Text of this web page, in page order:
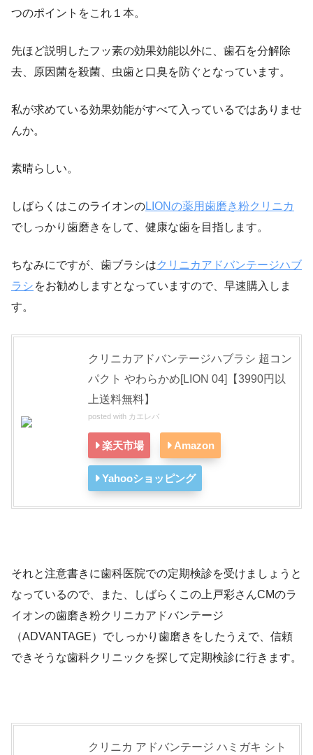
つのポイントをこれ１本。
先ほど説明したフッ素の効果効能以外に、歯石を分解除
去、原因菌を殺菌、虫歯と口臭を防ぐとなっています。
私が求めている効果効能がすべて入っているではありませ
んか。
素晴らしい。
しばらくはこのライオンのLIONの薬用歯磨き粉クリニカ
でしっかり歯磨きをして、健康な歯を目指します。
ちなみにですが、歯ブラシはクリニカアドバンテージハブ
ラシ をお勧めしますとなっていますので、早速購入しま
す。
クリニカアドバンテージハブラシ 超コン
パクト やわらかめ[LION 04]【3990円以
上送料無料】
posted with カエレバ
楽天市場 Amazon
Yahooショッピング
それと注意書きに歯科医院での定期検診を受けましょうと
なっているので、また、しばらくこの上戸彩さんCMのラ
イオンの歯磨き粉クリニカアドバンテージ
（ADVANTAGE）でしっかり歯磨きをしたうえで、信頼
できそうな歯科クリニックを探して定期検診に行きます。
クリニカ アドバンテージ ハミガキ シト